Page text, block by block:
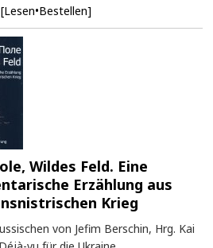
[Lesen•Bestellen]
Wildes Feld. Eine
Erzählung aus
Krieg
von Jefim Berschin, Hrg. Kai